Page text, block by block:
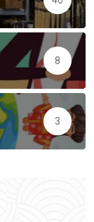
8
3